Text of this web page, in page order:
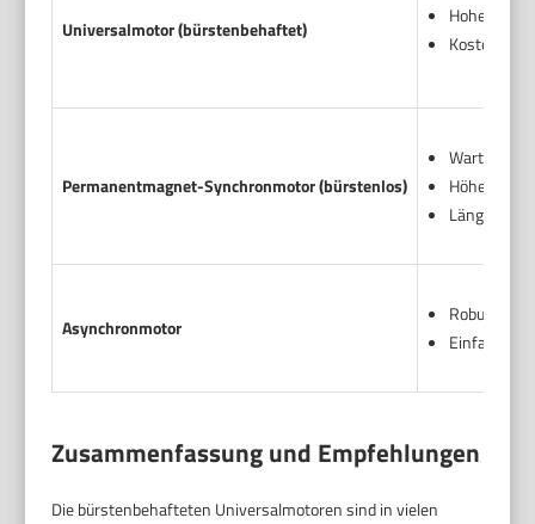
Universalmotor (bürstenbehaftet)
Hohe
Permanentmagnet-Synchronmotor (bürstenlos)
Höhere
Längere
Asynchronmotor
Robust und
Einfacher
Zusammenfassung und Empfehlungen
Die bürstenbehafteten Universalmotoren sind in vielen